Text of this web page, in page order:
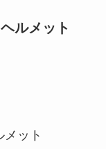
ルメット
メット